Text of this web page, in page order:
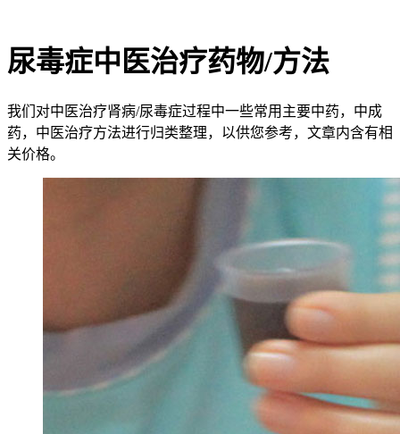
尿毒症中医治疗药物/方法
我们对中医治疗肾病/尿毒症过程中一些常用主要中药，中成
药，中医治疗方法进行归类整理，以供您参考，文章内含有相
关价格。